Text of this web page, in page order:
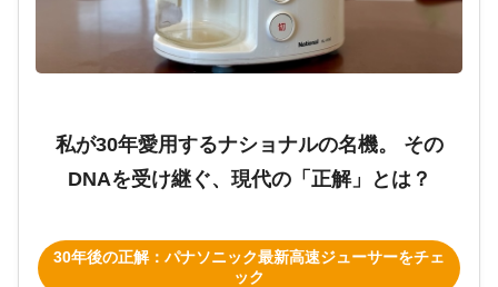
私が30年愛用するナショナルの名機。 その
DNAを受け継ぐ、現代の「正解」とは？
30年後の正解：パナソニック最新高速ジューサーをチェ
ック